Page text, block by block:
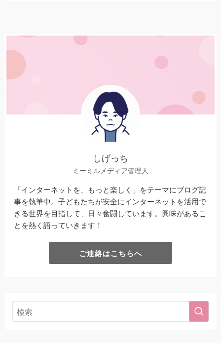
しげっち
ミーミルメディア管理人
「インターネットを、もっと楽しく」をテーマにブログ記
事を執筆中。子どもたちが安全にインターネットを活用で
きる世界を目指して、日々奮闘しています。興味があるこ
とを熱く語っていきます！
ご連絡はこちらへ